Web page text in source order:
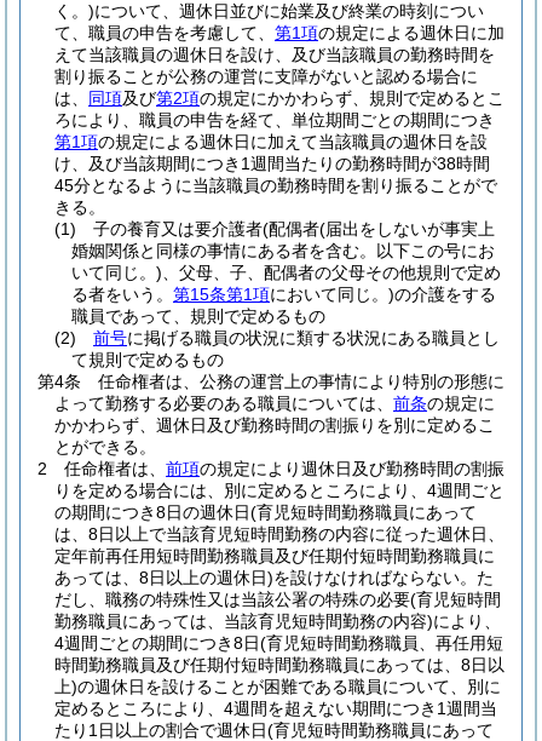
く。)について、週休日並びに始業及び終業の時刻につい
て、職員の申告を考慮して、 第1項の規定による週休日に加
えて当該職員の週休日を設け、及び当該職員の勤務時間を
割り振ることが公務の運営に支障がないと認める場合に
は、 同項及び第2項の規定にかかわらず、規則で定めるとこ
ろにより、職員の申告を経て、単位期間ごとの期間につき
第1項の規定による週休日に加えて当該職員の週休日を設
け、及び当該期間につき1週間当たりの勤務時間が38時間
45分となるように当該職員の勤務時間を割り振ることがで
きる。
(1)
子の養育又は要介護者(配偶者(届出をしないが事実上
婚姻関係と同様の事情にある者を含む。以下この号にお
いて同じ。) 、父母、子、配偶者の父母その他規則で定め
る者をいう。 第15条第1項において同じ。)の介護をする
職員であって、規則で定めるもの
(2)
前号に掲げる職員の状況に類する状況にある職員とし
て規則で定めるもの
第4条
任命権者は、公務の運営上の事情により特別の形態に
よって勤務する必要のある職員については、 前条の規定に
かかわらず、週休日及び勤務時間の割振りを別に定めるこ
とができる。
2
任命権者は、 前項の規定により週休日及び勤務時間の割振
りを定める場合には、別に定めるところにより、4週間ごと
の期間につき8日の週休日(育児短時間勤務職員にあって
は、8日以上で当該育児短時間勤務の内容に従った週休日、
定年前再任用短時間勤務職員及び任期付短時間勤務職員に
あっては、8日以上の週休日)を設けなければならない。 た
だし、職務の特殊性又は当該公署の特殊の必要(育児短時間
勤務職員にあっては、当該育児短時間勤務の内容)により、
4週間ごとの期間につき8日(育児短時間勤務職員、再任用短
時間勤務職員及び任期付短時間勤務職員にあっては、8日以
上)の週休日を設けることが困難である職員について、別に
定めるところにより、4週間を超えない期間につき1週間当
たり1日以上の割合で週休日(育児短時間勤務職員にあって